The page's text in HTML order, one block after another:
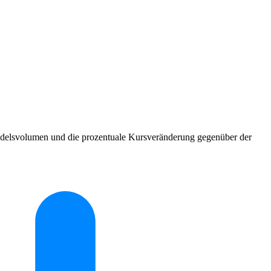
und die prozentuale Kursveränderung gegenüber der